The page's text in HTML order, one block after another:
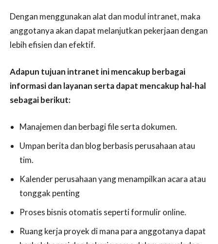
Dengan menggunakan alat dan modul intranet, maka
anggotanya akan dapat melanjutkan pekerjaan dengan
lebih efisien dan efektif.
Adapun tujuan intranet ini mencakup berbagai
informasi dan layanan serta dapat mencakup hal-hal
sebagai berikut:
Manajemen dan berbagi file serta dokumen.
Umpan berita dan blog berbasis perusahaan atau
tim.
Kalender perusahaan yang menampilkan acara atau
tonggak penting
Proses bisnis otomatis seperti formulir online.
Ruang kerja proyek di mana para anggotanya dapat